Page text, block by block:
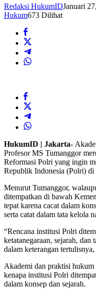
Redaksi HukumIDJanuari
Hukum673 Dilihat
HukumID | Jakarta-
Profesor MS Tumanggor
Reformasi Polri yang ingin
Republik Indonesia (Polri) di
Menurut Tumanggor,
ditempatkan di bawah
tepat karena cacat dalam
serta catat dalam tata kelola
“Rencana institusi Polri
ketatanegaraan, sejarah,
dalam keterangan
Akademi dan praktisi hukum
kenapa institusi Polri
dalam konsep dan sejarah.